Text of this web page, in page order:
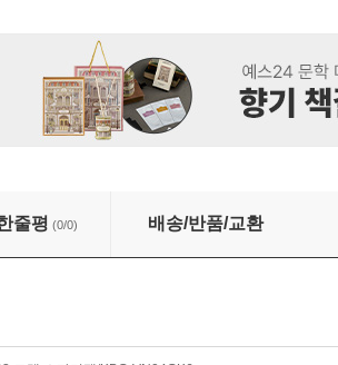
터팩 / 핫휠
줄평 (0/0) 배송/반품/교환